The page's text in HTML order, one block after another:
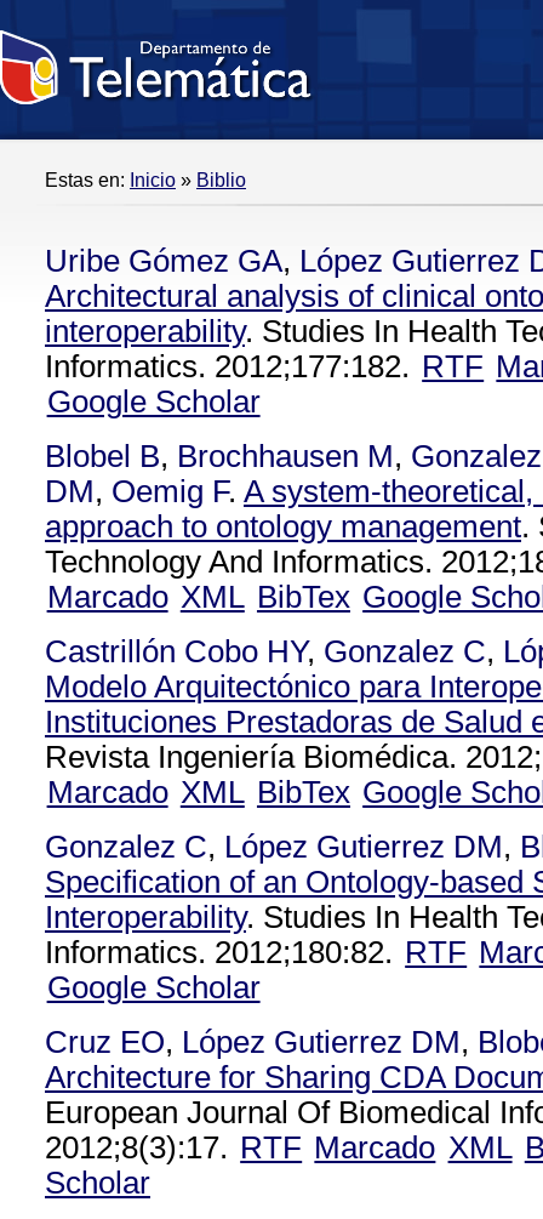
Estas en: Inicio » Biblio
Uribe Gómez GA, López Gutierrez
Architectural analysis of clinical
interoperability. Studies In Health
Informatics. 2012;177:182. RTF
Google Scholar
Blobel B, Brochhausen M,
DM, Oemig F. A system-
approach to ontology management.
Technology And Informatics.
Marcado XML BibTex Google
Castrillón Cobo HY, Gonzalez C,
Modelo Arquitectónico para
Instituciones Prestadoras de Salud
Revista Ingeniería Biomédica.
Marcado XML BibTex Google
Gonzalez C, López Gutierrez DM,
Specification of an Ontology-based
Interoperability. Studies In Health
Informatics. 2012;180:82. RTF
Google Scholar
Cruz EO, López Gutierrez DM,
Architecture for Sharing CDA
European Journal Of Biomedical
2012;8(3):17. RTF Marcado XML
Scholar